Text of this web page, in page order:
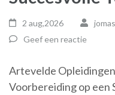
2 aug,2026
Geef een reactie
Artevelde
Voorbereiding op een